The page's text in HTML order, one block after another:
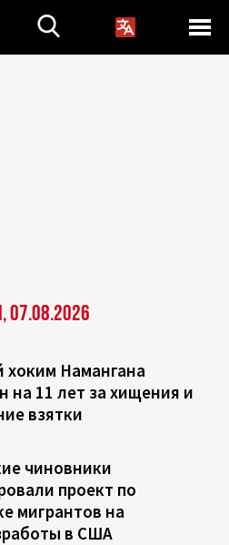
07.08.2026
Намангана
на 11 лет за хищения и
взятки
чиновники
проект по
мигрантов на
в США